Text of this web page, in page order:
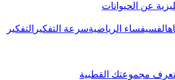
عن الحيوانات
الفسيفساء الرياضيةسرعة التفكير التفكير
مجموعتك القطبية